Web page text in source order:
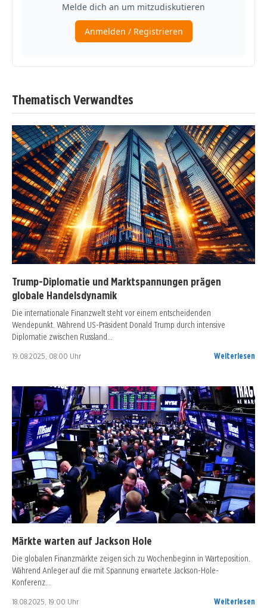
Thematisch Verwandtes
Trump-Diplomatie und Marktspannungen prägen
globale Handelsdynamik
Die internationale Finanzwelt steht vor einem entscheidenden
Wendepunkt. Während US-Präsident Donald Trump durch intensive
Diplomatie zwischen Russland…
19.08.2025, 08:00 Uhr Weiterlesen
Märkte warten auf Jackson Hole
Die globalen Finanzmärkte zeigen sich zu Wochenbeginn in Warteposition.
Während Anleger auf die mit Spannung erwartete Jackson-Hole-
Konferenz…
18.08.2025, 19:00 Uhr Weiterlesen